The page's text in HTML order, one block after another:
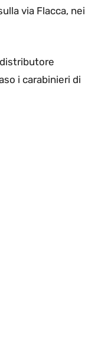
via Flacca, nei
i carabinieri di